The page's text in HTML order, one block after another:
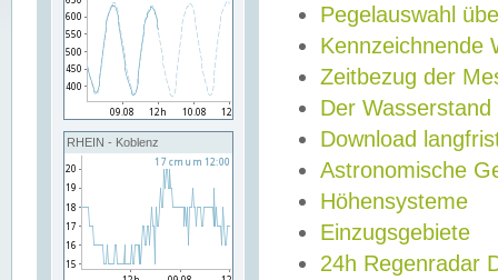
RHEIN - Koblenz
Pegelauswahl
Kennzeichnende
Zeitbezug der
Der Wasserstand
Download
Astronomische
Höhensysteme
Einzugsgebiete
24h Regenradar